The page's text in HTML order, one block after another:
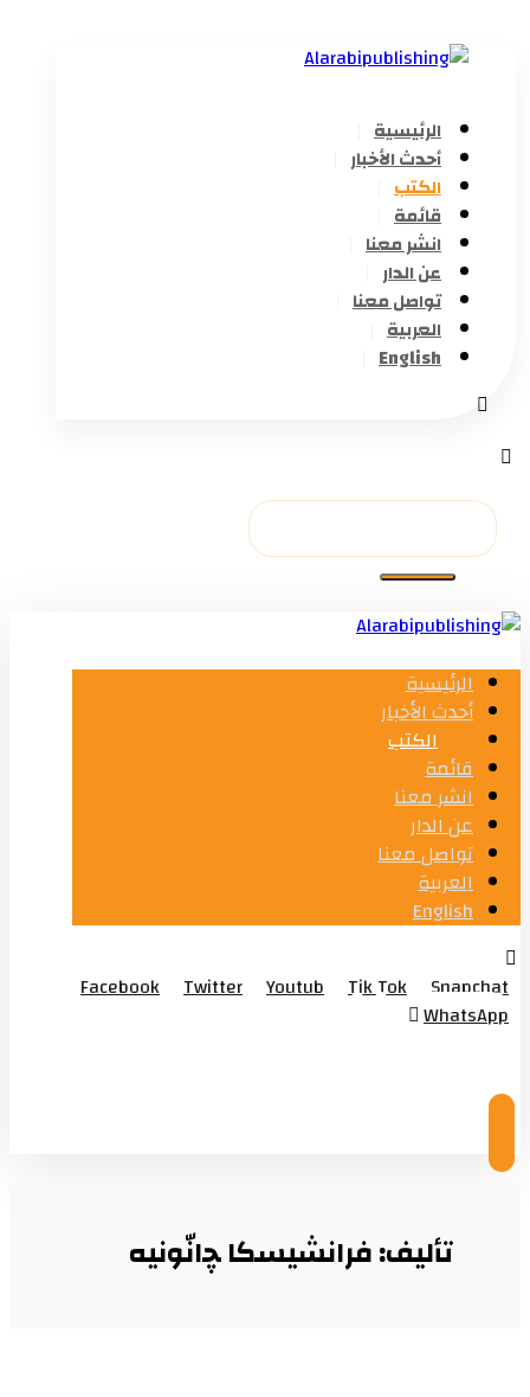
الرئيسية
أحدث الأخبار
الكتب
قائمة
انشر معنا
عن الدار
تواصل معنا
العربية
English
الرئيسية
أحدث الأخبار
الكتب
قائمة
انشر معنا
عن الدار
تواصل معنا
العربية
English
Facebook Twitter Youtub Tik Tok
Snapchat
WhatsApp
تأليف: فرانشيسكا ﭽانّونيه